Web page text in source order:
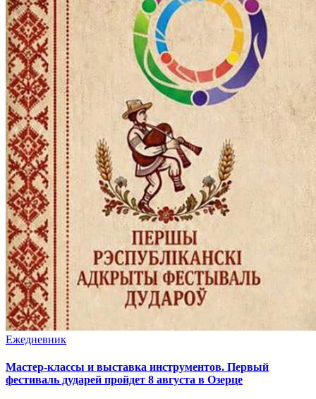
Ежедневник
Мастер-классы и выставка инструментов. Первый
фестиваль дударей пройдет 8 августа в Озерце